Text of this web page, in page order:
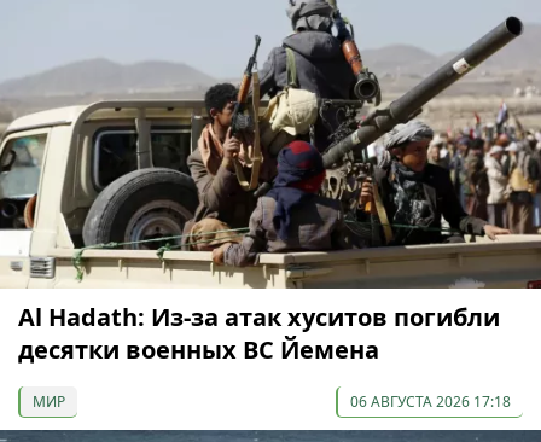
Al Hadath: Из-за атак хуситов погибли
десятки военных ВС Йемена
МИР 06 АВГУСТА 2026 17:18